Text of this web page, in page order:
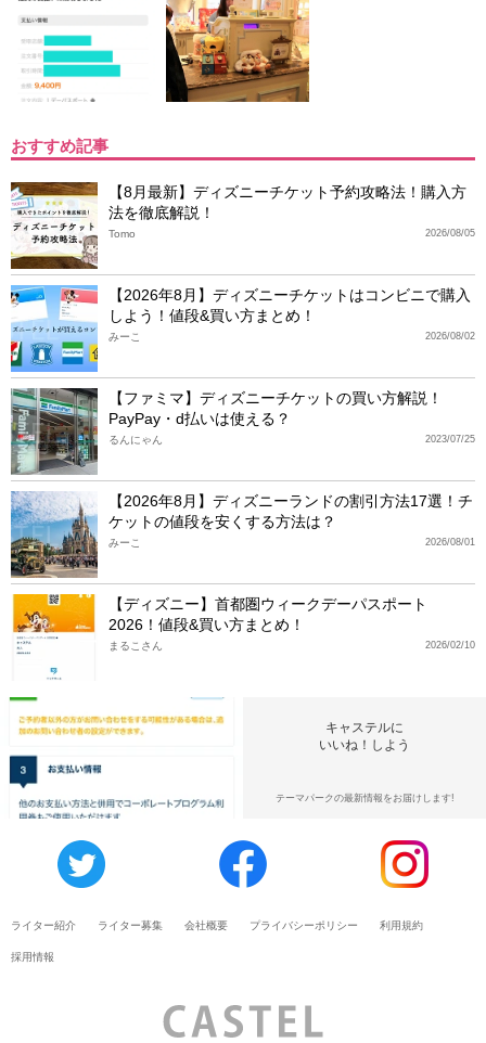
おすすめ記事
【8月最新】ディズニーチケット予約攻略法！購入方
法を徹底解説！
2026/08/05
Tomo
【2026年8月】ディズニーチケットはコンビニで購入
しよう！値段&買い方まとめ！
2026/08/02
みーこ
【ファミマ】ディズニーチケットの買い方解説！
PayPay・d払いは使える？
2023/07/25
るんにゃん
【2026年8月】ディズニーランドの割引方法17選！チ
ケットの値段を安くする方法は？
2026/08/01
みーこ
【ディズニー】首都圏ウィークデーパスポート
2026！値段&買い方まとめ！
2026/02/10
まるこさん
キャステルに
いいね！しよう
テーマパークの最新情報をお届けします!
ライター紹介 ライター募集 会社概要 プライバシーポリシー 利用規約
採用情報